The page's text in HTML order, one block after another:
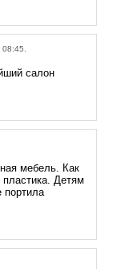
08:45.
салон
мебель. Как
пластика. Детям
портила